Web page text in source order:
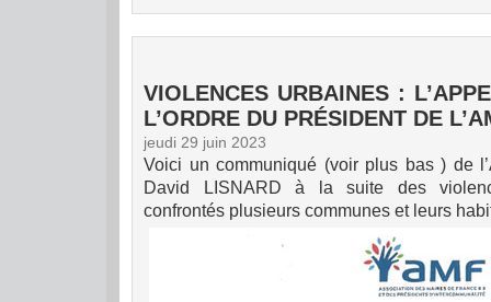
VIOLENCES URBAINES :
L’ORDRE DU PRÉSIDENT DE
jeudi 29 juin 2023
Voici un communiqué (voir plus bas ) de
David LISNARD à la suite des
confrontés plusieurs communes et leurs